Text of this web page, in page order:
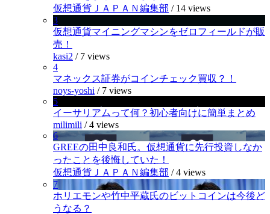
仮想通貨ＪＡＰＡＮ編集部 / 14 views
3
仮想通貨マイニングマシンをゼロフィールドが販
売！
kasi2 / 7 views
4
マネックス証券がコインチェック買収？！
noys-yoshi / 7 views
5
イーサリアムって何？初心者向けに簡単まとめ
milimili /4 views
6
GREEの田中良和氏。仮想通貨に先行投資しなか
ったことを後悔していた！
仮想通貨ＪＡＰＡＮ編集部 /4 views
7
ホリエモンや竹中平蔵氏のビットコインは今後ど
うなる？